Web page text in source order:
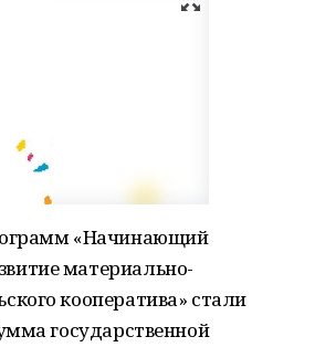
«Начинающий
материально-
кооператива» стали
государственной